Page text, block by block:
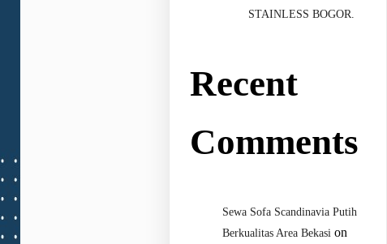
STAINLESS BOGOR.
Recent
Comments
Sewa Sofa Scandinavia Putih
Berkualitas Area Bekasi on